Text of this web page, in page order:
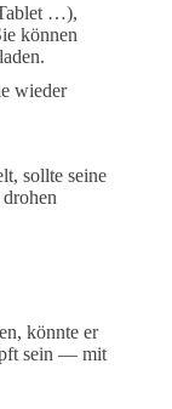
…),
können
wieder
sollte seine
könnte er
sein — mit